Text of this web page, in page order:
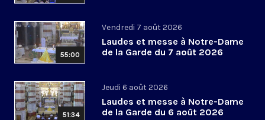
55:00
Vendredi 7 août 2026
Laudes et messe à Notre-Dame
de la Garde du 7 août 2026
51:34
Jeudi 6 août 2026
Laudes et messe à Notre-Dame
de la Garde du 6 août 2026